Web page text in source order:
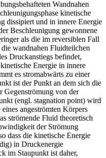
Wandnahen
kinetische
dissipiert und in innere Energie
Beschleunigung gewonnene
als die im reversiblen Fall
wandnahen Fluidteilchen
Druckanstiegs befindet,
Energie in innere
es stromabwärts zu einer
ist der Punkt an dem sich die
Gegenströmung von der
(engl. stagnation point) wird
angeströmten Körpers
strömende Fluid theoretisch
der Strömung
dass die kinetische Energie
in Druckenergie
im Staupunkt ist daher,